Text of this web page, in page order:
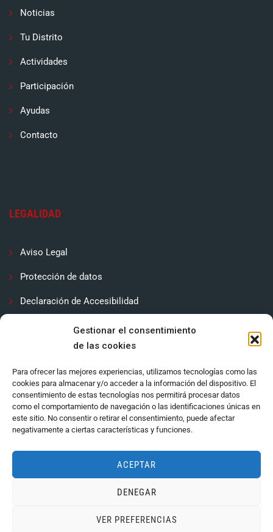
Gestionar el consentimiento
de las cookies
Para ofrecer las mejores experiencias, utilizamos tecnologías como las
cookies para almacenar y/o acceder a la información del dispositivo. El
consentimiento de estas tecnologías nos permitirá procesar datos
como el comportamiento de navegación o las identificaciones únicas en
este sitio. No consentir o retirar el consentimiento, puede afectar
negativamente a ciertas características y funciones.
ACEPTAR
DENEGAR
VER PREFERENCIAS
Noticias
Tu Distrito
Actividades
Participación
Ayudas
Contacto
LEGALIDAD
Aviso Legal
Protección de datos
Declaración de Accesibilidad
Política de cookies (UE)
Ayuntamiento de Córdoba 2024.